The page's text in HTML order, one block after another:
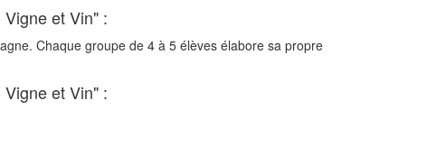
et Vin" :
Chaque groupe de 4 à 5 élèves élabore sa propre
et Vin" :